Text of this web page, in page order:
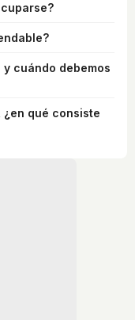
cuándo debemos
qué consiste